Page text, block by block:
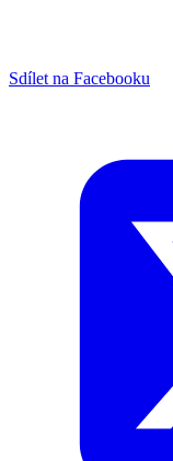
Sdílet na Facebooku